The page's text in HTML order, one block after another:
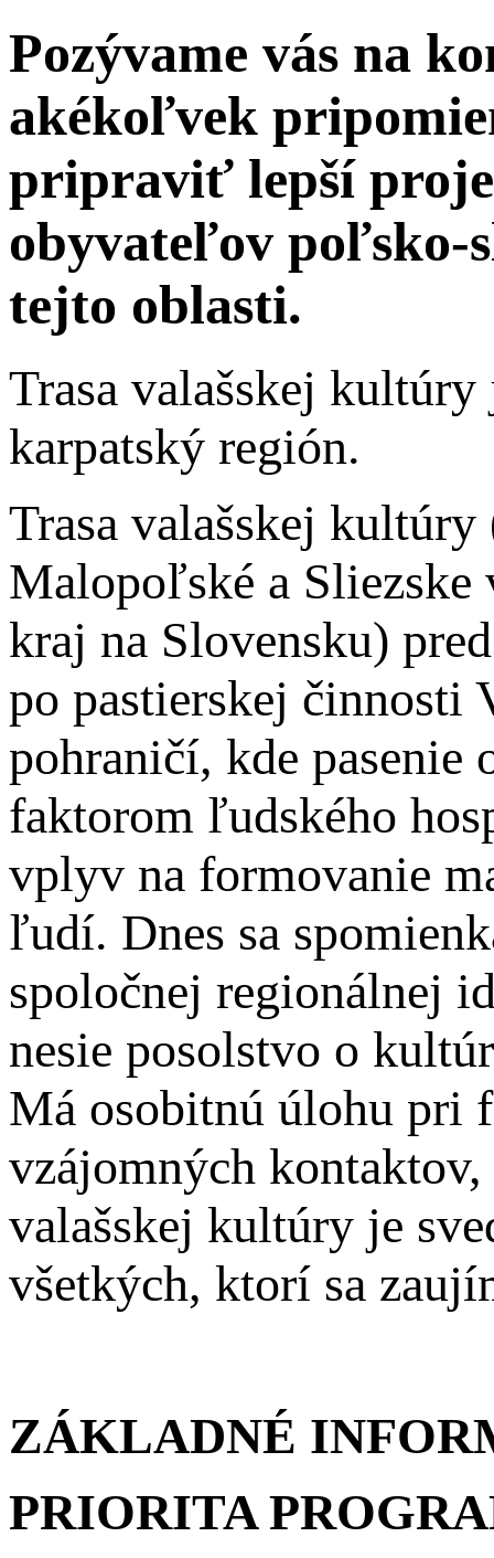
Pozývame vás na
akékoľvek
pripraviť lepší
obyvateľov poľsko-
tejto oblasti.
Trasa valašskej
karpatský región.
Trasa valašskej
Malopoľské a
kraj na Slovensku)
po pastierskej činnosti
pohraničí, kde pasenie
faktorom ľudského
vplyv na formovanie
ľudí. Dnes sa
spoločnej regionálnej
nesie posolstvo o
Má osobitnú úlohu pri
vzájomných kontaktov,
valašskej kultúry je
všetkých, ktorí sa
ZÁKLADNÉ
PRIORITA